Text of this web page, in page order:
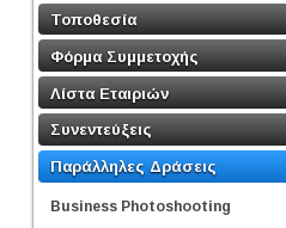
Τοποθεσία
Φόρμα Συμμετοχής
Λίστα Εταιριών
Συνεντεύξεις
Παράλληλες Δράσεις
Business Photoshooting